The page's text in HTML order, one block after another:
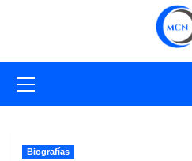
primario
Biografías